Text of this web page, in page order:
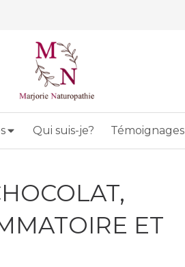
Qui suis-je? Témoignages
ET